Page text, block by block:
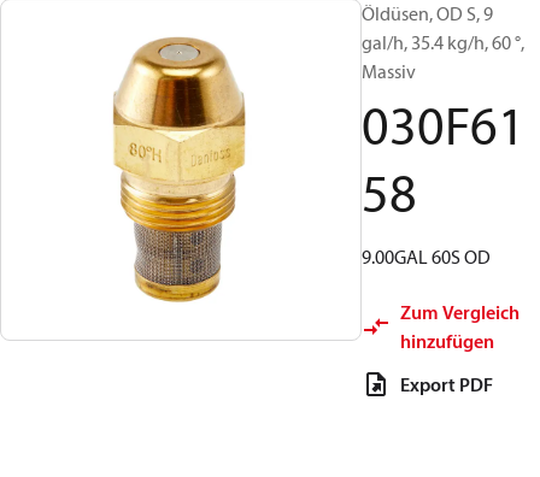
Öldüsen, OD S, 9
gal/h, 35.4 kg/h, 60 °,
Massiv
030F61
58
9.00GAL 60S OD
Zum Vergleich
hinzufügen
Export PDF